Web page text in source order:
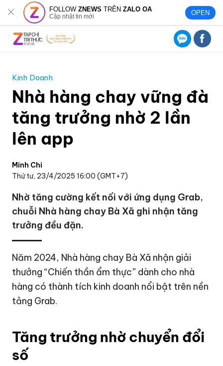
FOLLOWZNEWS TRÊNZALO OA
Cập nhật tin mới OPEN
Kinh Doanh
Nhà hàng chay vững đà
tăng trưởng nhờ 2 lần
lên app
Minh Chi
Thứ tư, 23/4/2025 16:00 (GMT+7)
Nhờ tăng cường kết nối với ứng dụng Grab,
chuỗi Nhà hàng chay Bà Xã ghi nhận tăng
trưởng đều đặn.
Năm 2024, Nhà hàng chay Bà Xã nhận giải
thưởng “Chiến thần ẩm thực” dành cho nhà
hàng có thành tích kinh doanh nổi bật trên nền
tảng Grab.
Tăng trưởng nhờ chuyển đổi
số